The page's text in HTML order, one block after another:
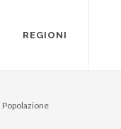
REGIONI
Popolazione